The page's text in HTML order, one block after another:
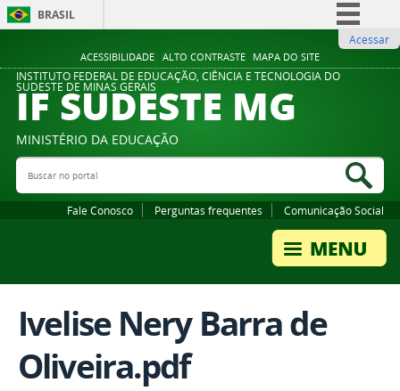
ACESSIBILIDADE ALTO CONTRASTE MAPA DO SITE
BRASIL
Comunica BR
Participe
Legislação
Acessar
INSTITUTO FEDERAL DE EDUCAÇÃO, CIÊNCIA E TECNOLOGIA DO
SUDESTE DE MINAS GERAIS
IF SUDESTE MG
MINISTÉRIO DA EDUCAÇÃO
Buscar no portal
Fale Conosco Perguntas frequentes Comunicação Social
Ivelise Nery Barra de
Oliveira.pdf